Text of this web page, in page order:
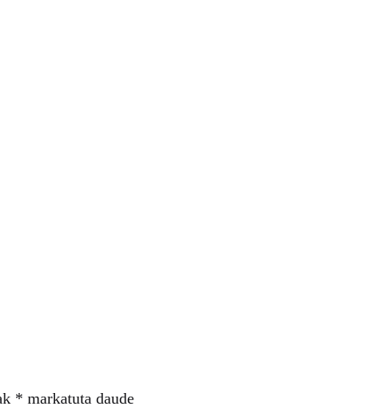
* markatuta daude